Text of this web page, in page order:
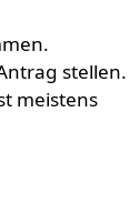
stellen.
meistens